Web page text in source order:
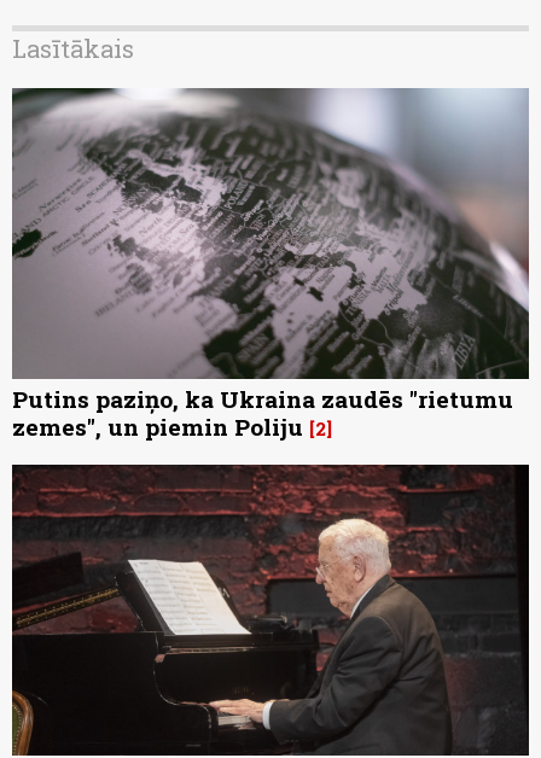
Lasītākais
Putins paziņo, ka Ukraina zaudēs "rietumu
zemes", un piemin Poliju 2